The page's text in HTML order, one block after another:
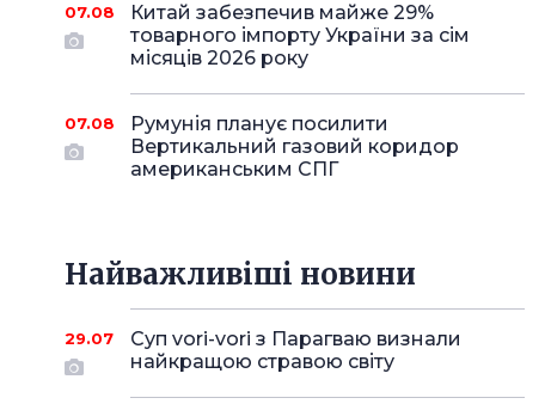
07.08
Китай забезпечив майже 29%
товарного імпорту України за сім
місяців 2026 року
07.08
Румунія планує посилити
Вертикальний газовий коридор
американським СПГ
Найважливіші новини
29.07
Суп vori-vori з Парагваю визнали
найкращою стравою світу